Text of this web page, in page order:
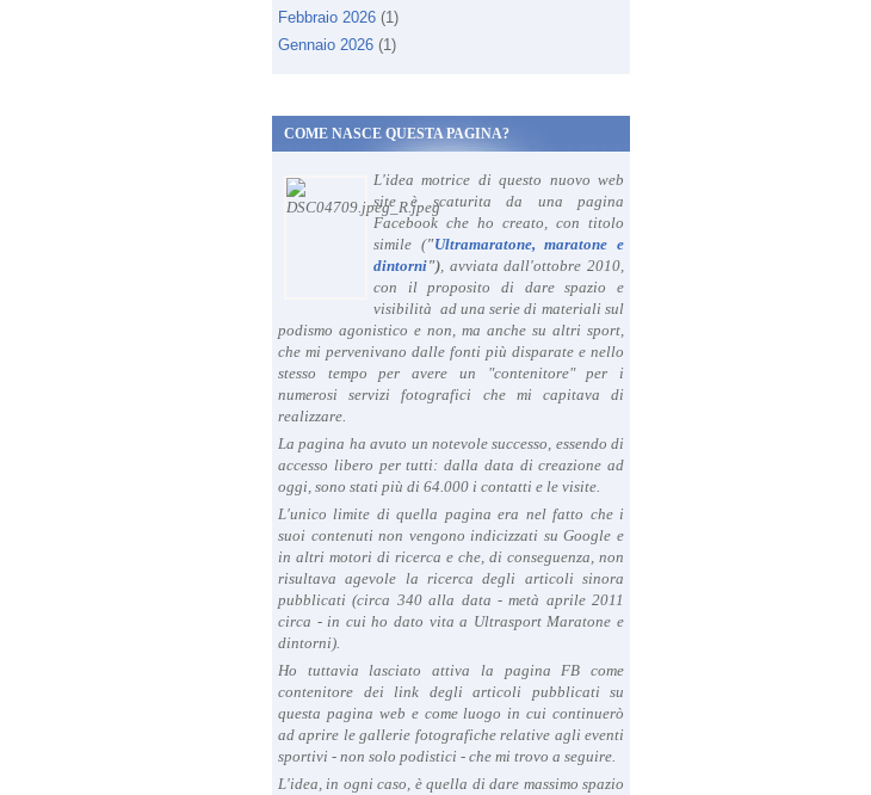
Febbraio 2026 (1)
Gennaio 2026 (1)
COME NASCE QUESTA PAGINA?
L'idea motrice di questo nuovo web
site è scaturita da una pagina
Facebook che ho creato, con titolo
simile ("Ultramaratone, maratone e
dintorni"), avviata dall'ottobre 2010,
con il proposito di dare spazio e
visibilità ad una serie di materiali sul
podismo agonistico e non, ma anche su altri sport,
che mi pervenivano dalle fonti più disparate e nello
stesso tempo per avere un "contenitore" per i
numerosi servizi fotografici che mi capitava di
realizzare.
La pagina ha avuto un notevole successo, essendo di
accesso libero per tutti: dalla data di creazione ad
oggi, sono stati più di 64.000 i contatti e le visite.
L'unico limite di quella pagina era nel fatto che i
suoi contenuti non vengono indicizzati su Google e
in altri motori di ricerca e che, di conseguenza, non
risultava agevole la ricerca degli articoli sinora
pubblicati (circa 340 alla data - metà aprile 2011
circa - in cui ho dato vita a Ultrasport Maratone e
dintorni).
Ho tuttavia lasciato attiva la pagina FB come
contenitore dei link degli articoli pubblicati su
questa pagina web e come luogo in cui continuerò
ad aprire le gallerie fotografiche relative agli eventi
sportivi - non solo podistici - che mi trovo a seguire.
L'idea, in ogni caso, è quella di dare massimo spazio